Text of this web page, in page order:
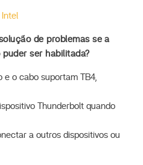
de problemas se a
ser habilitada?
e o cabo suportam TB4,
Thunderbolt quando
a outros dispositivos ou